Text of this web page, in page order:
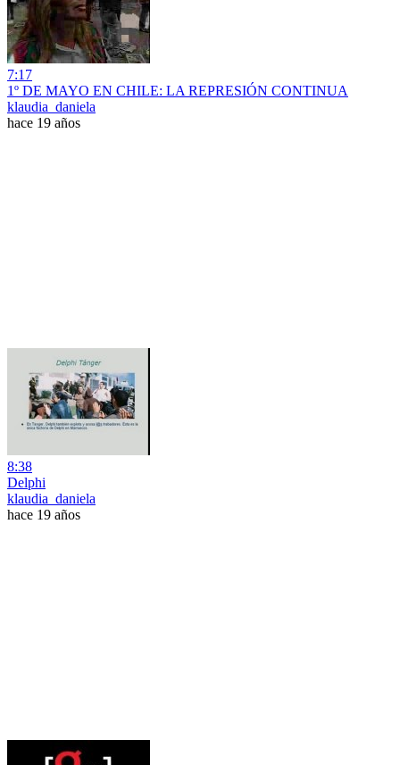
7:17
1º DE MAYO EN CHILE: LA REPRESIÓN CONTINUA
klaudia_daniela
hace 19 años
8:38
Delphi
klaudia_daniela
hace 19 años